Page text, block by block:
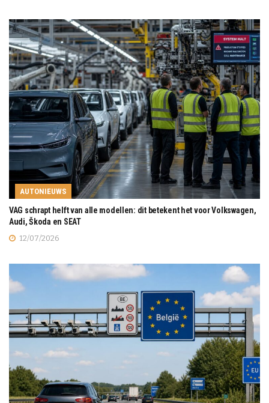
AUTONIEUWS
VAG schrapt helft van alle modellen: dit betekent het voor Volkswagen,
Audi, Škoda en SEAT
12/07/2026